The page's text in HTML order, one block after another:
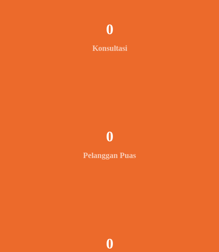
Konsultasi
0
Pelanggan Puas
0
0